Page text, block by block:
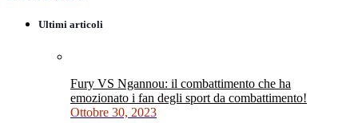
Ultimi articoli
Fury VS Ngannou: il combattimento che ha
emozionato i fan degli sport da combattimento!
Ottobre 30, 2023